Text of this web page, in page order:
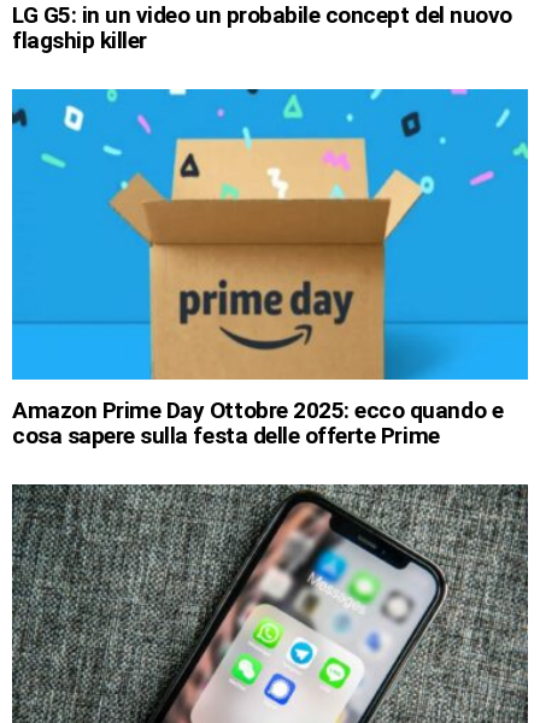
LG G5: in un video un probabile concept del nuovo
flagship killer
Amazon Prime Day Ottobre 2025: ecco quando e
cosa sapere sulla festa delle offerte Prime